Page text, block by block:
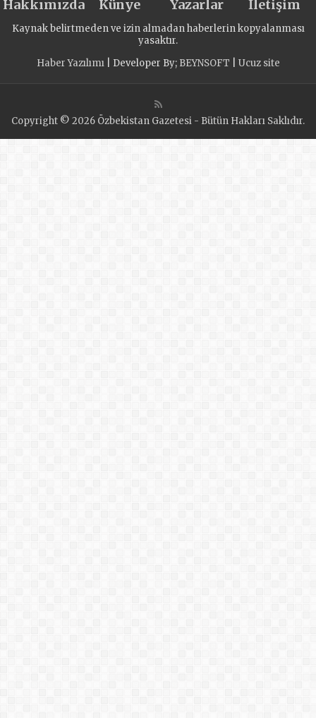
Hakkımızda Künye Yazarlar İletişim
Kaynak belirtmeden ve izin almadan haberlerin kopyalanması
yasaktır.
Haber Yazılımı| Developer By; BEYNSOFT Ucuz site
Copyright © 2026 Özbekistan Gazetesi - Bütün Hakları Saklıdır.